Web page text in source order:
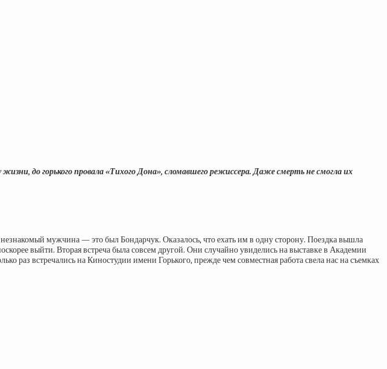
до горького провала «Тихого Дона», сломавшего режиссера. Даже смерть не смогла их
мужчина — это был Бондарчук. Оказалось, что ехать им в одну сторону. Поездка вышла
выйти. Вторая встреча была совсем другой. Они случайно увиделись на выставке в Академии
раз встречались на Киностудии имени Горького, прежде чем совместная работа свела нас на съемках